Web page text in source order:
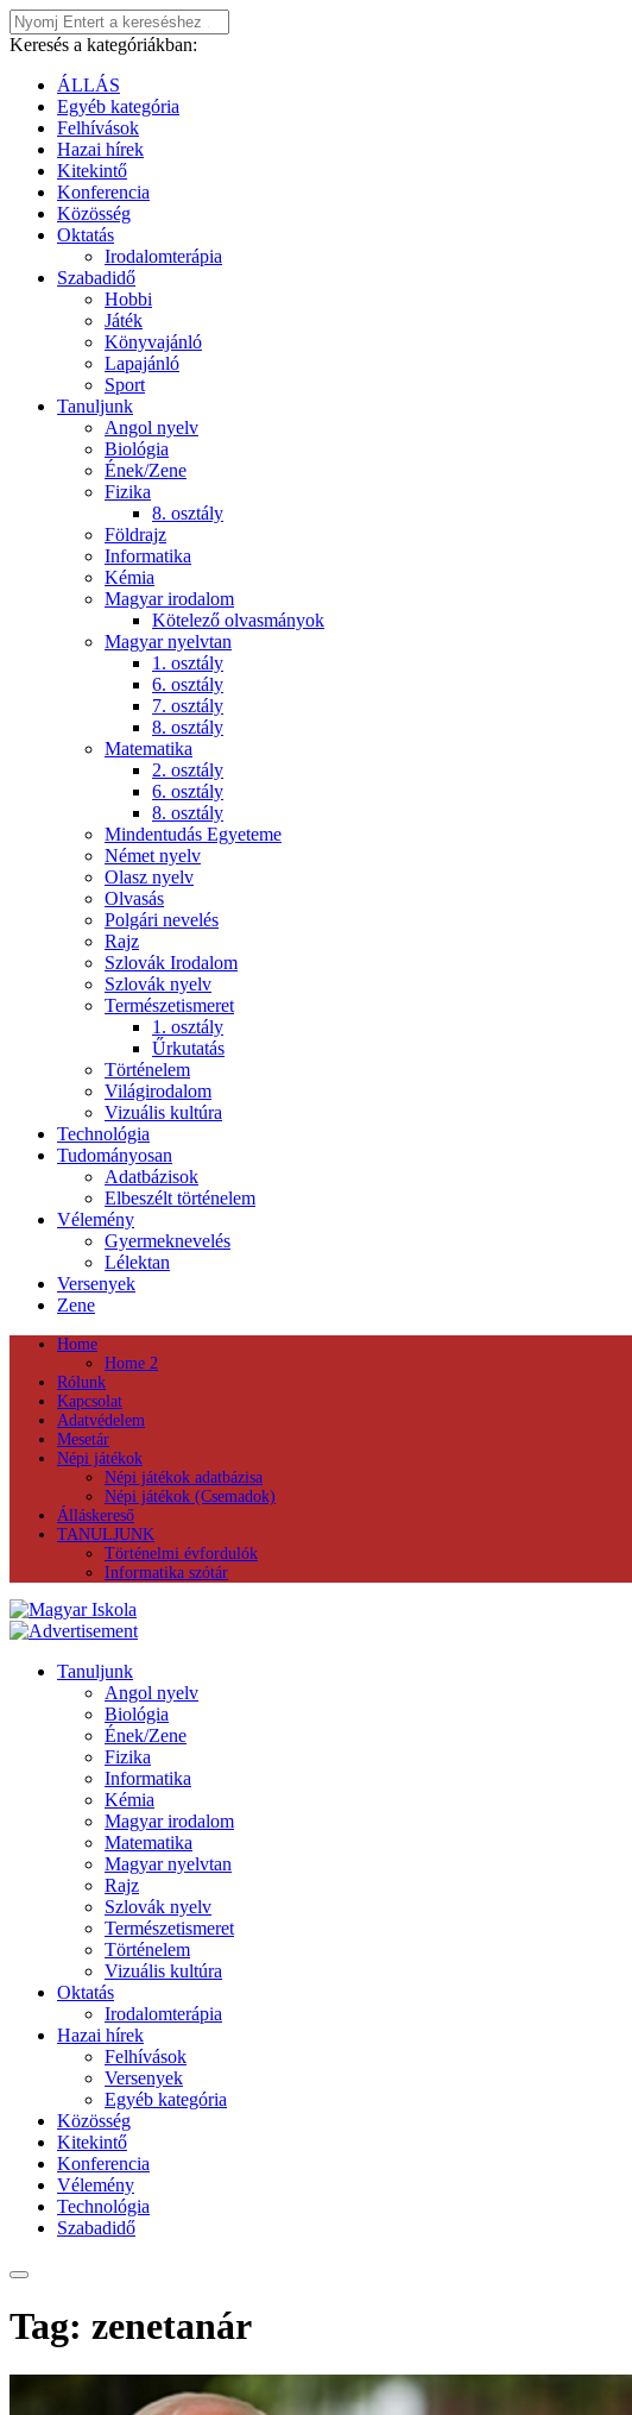
Keresés a kategóriákban:
ÁLLÁS
Egyéb kategória
Felhívások
Hazai hírek
Kitekintő
Konferencia
Közösség
Oktatás
Irodalomterápia
Szabadidő
Hobbi
Játék
Könyvajánló
Lapajánló
Sport
Tanuljunk
Angol nyelv
Biológia
Ének/Zene
Fizika
8. osztály
Földrajz
Informatika
Kémia
Magyar irodalom
Kötelező olvasmányok
Magyar nyelvtan
1. osztály
6. osztály
7. osztály
8. osztály
Matematika
2. osztály
6. osztály
8. osztály
Mindentudás Egyeteme
Német nyelv
Olasz nyelv
Olvasás
Polgári nevelés
Rajz
Szlovák Irodalom
Szlovák nyelv
Természetismeret
1. osztály
Űrkutatás
Történelem
Világirodalom
Vizuális kultúra
Technológia
Tudományosan
Adatbázisok
Elbeszélt történelem
Vélemény
Gyermeknevelés
Lélektan
Versenyek
Zene
Home
Home 2
Rólunk
Kapcsolat
Adatvédelem
Mesetár
Népi játékok
Népi játékok adatbázisa
Népi játékok (Csemadok)
Álláskereső
TANULJUNK
Történelmi évfordulók
Informatika szótár
Tanuljunk
Angol nyelv
Biológia
Ének/Zene
Fizika
Informatika
Kémia
Magyar irodalom
Matematika
Magyar nyelvtan
Rajz
Szlovák nyelv
Természetismeret
Történelem
Vizuális kultúra
Oktatás
Irodalomterápia
Hazai hírek
Felhívások
Versenyek
Egyéb kategória
Közösség
Kitekintő
Konferencia
Vélemény
Technológia
Szabadidő
Tag: zenetanár